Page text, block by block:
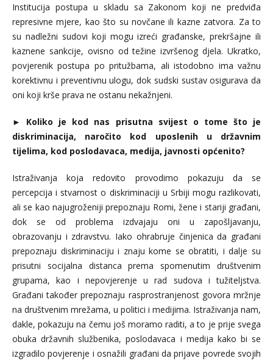
Institucija postupa u skladu sa Zakonom koji ne predviđa
represivne mjere, kao što su novčane ili kazne zatvora. Za to
su nadležni sudovi koji mogu izreći građanske, prekršajne ili
kaznene sankcije, ovisno od težine izvršenog djela. Ukratko,
povjerenik postupa po pritužbama, ali istodobno ima važnu
korektivnu i preventivnu ulogu, dok sudski sustav osigurava da
oni koji krše prava ne ostanu nekažnjeni.
► Koliko je kod nas prisutna svijest o tome što je
diskriminacija, naročito kod uposlenih u državnim
tijelima, kod poslodavaca, medija, javnosti općenito?
Istraživanja koja redovito provodimo pokazuju da se
percepcija i stvarnost o diskriminaciji u Srbiji mogu razlikovati,
ali se kao najugroženiji prepoznaju Romi, žene i stariji građani,
dok se od problema izdvajaju oni u zapošljavanju,
obrazovanju i zdravstvu. Iako ohrabruje činjenica da građani
prepoznaju diskriminaciju i znaju kome se obratiti, i dalje su
prisutni socijalna distanca prema spomenutim društvenim
grupama, kao i nepovjerenje u rad sudova i tužiteljstva.
Građani također prepoznaju rasprostranjenost govora mržnje
na društvenim mrežama, u politici i medijima. Istraživanja nam,
dakle, pokazuju na čemu još moramo raditi, a to je prije svega
obuka državnih službenika, poslodavaca i medija kako bi se
izgradilo povjerenje i osnažili građani da prijave povrede svojih